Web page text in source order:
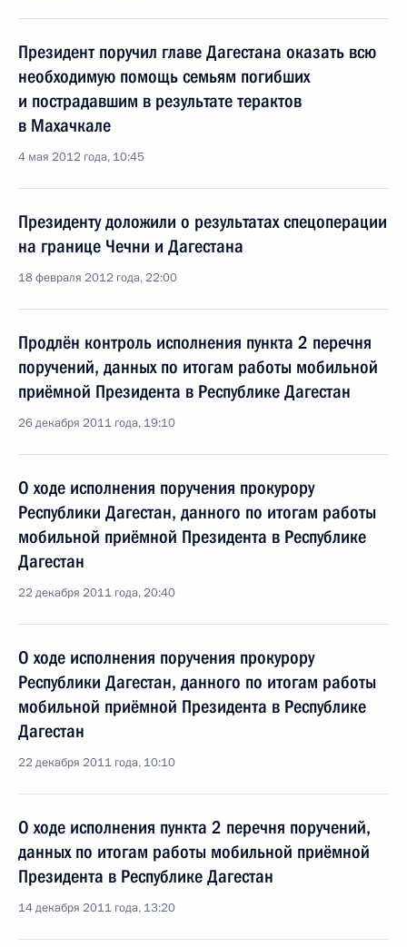
Президент поручил главе Дагестана оказать всю
необходимую помощь семьям погибших
и пострадавшим в результате терактов
в Махачкале
4 мая 2012 года, 10:45
Президенту доложили о результатах спецоперации
на границе Чечни и Дагестана
18 февраля 2012 года, 22:00
Продлён контроль исполнения пункта 2 перечня
поручений, данных по итогам работы мобильной
приёмной Президента в Республике Дагестан
26 декабря 2011 года, 19:10
О ходе исполнения поручения прокурору
Республики Дагестан, данного по итогам работы
мобильной приёмной Президента в Республике
Дагестан
22 декабря 2011 года, 20:40
О ходе исполнения поручения прокурору
Республики Дагестан, данного по итогам работы
мобильной приёмной Президента в Республике
Дагестан
22 декабря 2011 года, 10:10
О ходе исполнения пункта 2 перечня поручений,
данных по итогам работы мобильной приёмной
Президента в Республике Дагестан
14 декабря 2011 года, 13:20